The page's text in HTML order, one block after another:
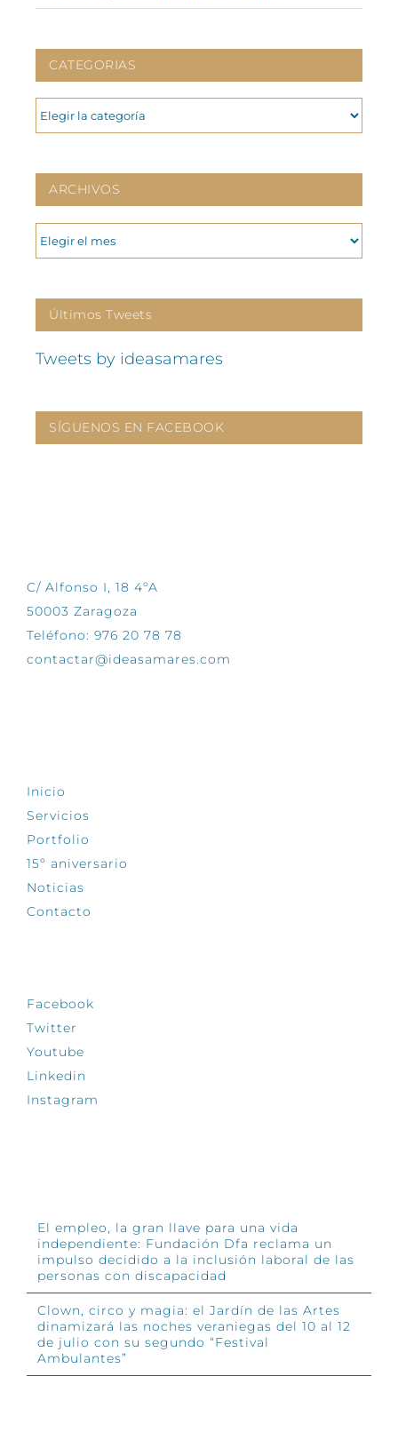
CATEGORIAS
CATEGORIAS
ARCHIVOS
ARCHIVOS
Últimos Tweets
Tweets by ideasamares
SÍGUENOS EN FACEBOOK
C/ Alfonso I, 18 4ºA
50003 Zaragoza
Teléfono: 976 20 78 78
contactar@ideasamares.com
Inicio
Servicios
Portfolio
15º aniversario
Noticias
Contacto
Facebook
Twitter
Youtube
Linkedin
Instagram
El empleo, la gran llave para una vida
independiente: Fundación Dfa reclama un
impulso decidido a la inclusión laboral de las
personas con discapacidad
Clown, circo y magia: el Jardín de las Artes
dinamizará las noches veraniegas del 10 al 12
de julio con su segundo “Festival
Ambulantes”